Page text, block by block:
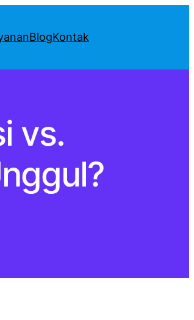
BlogKontak
vs.